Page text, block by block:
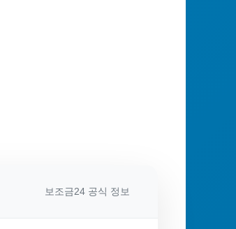
보조금24 공식 정보